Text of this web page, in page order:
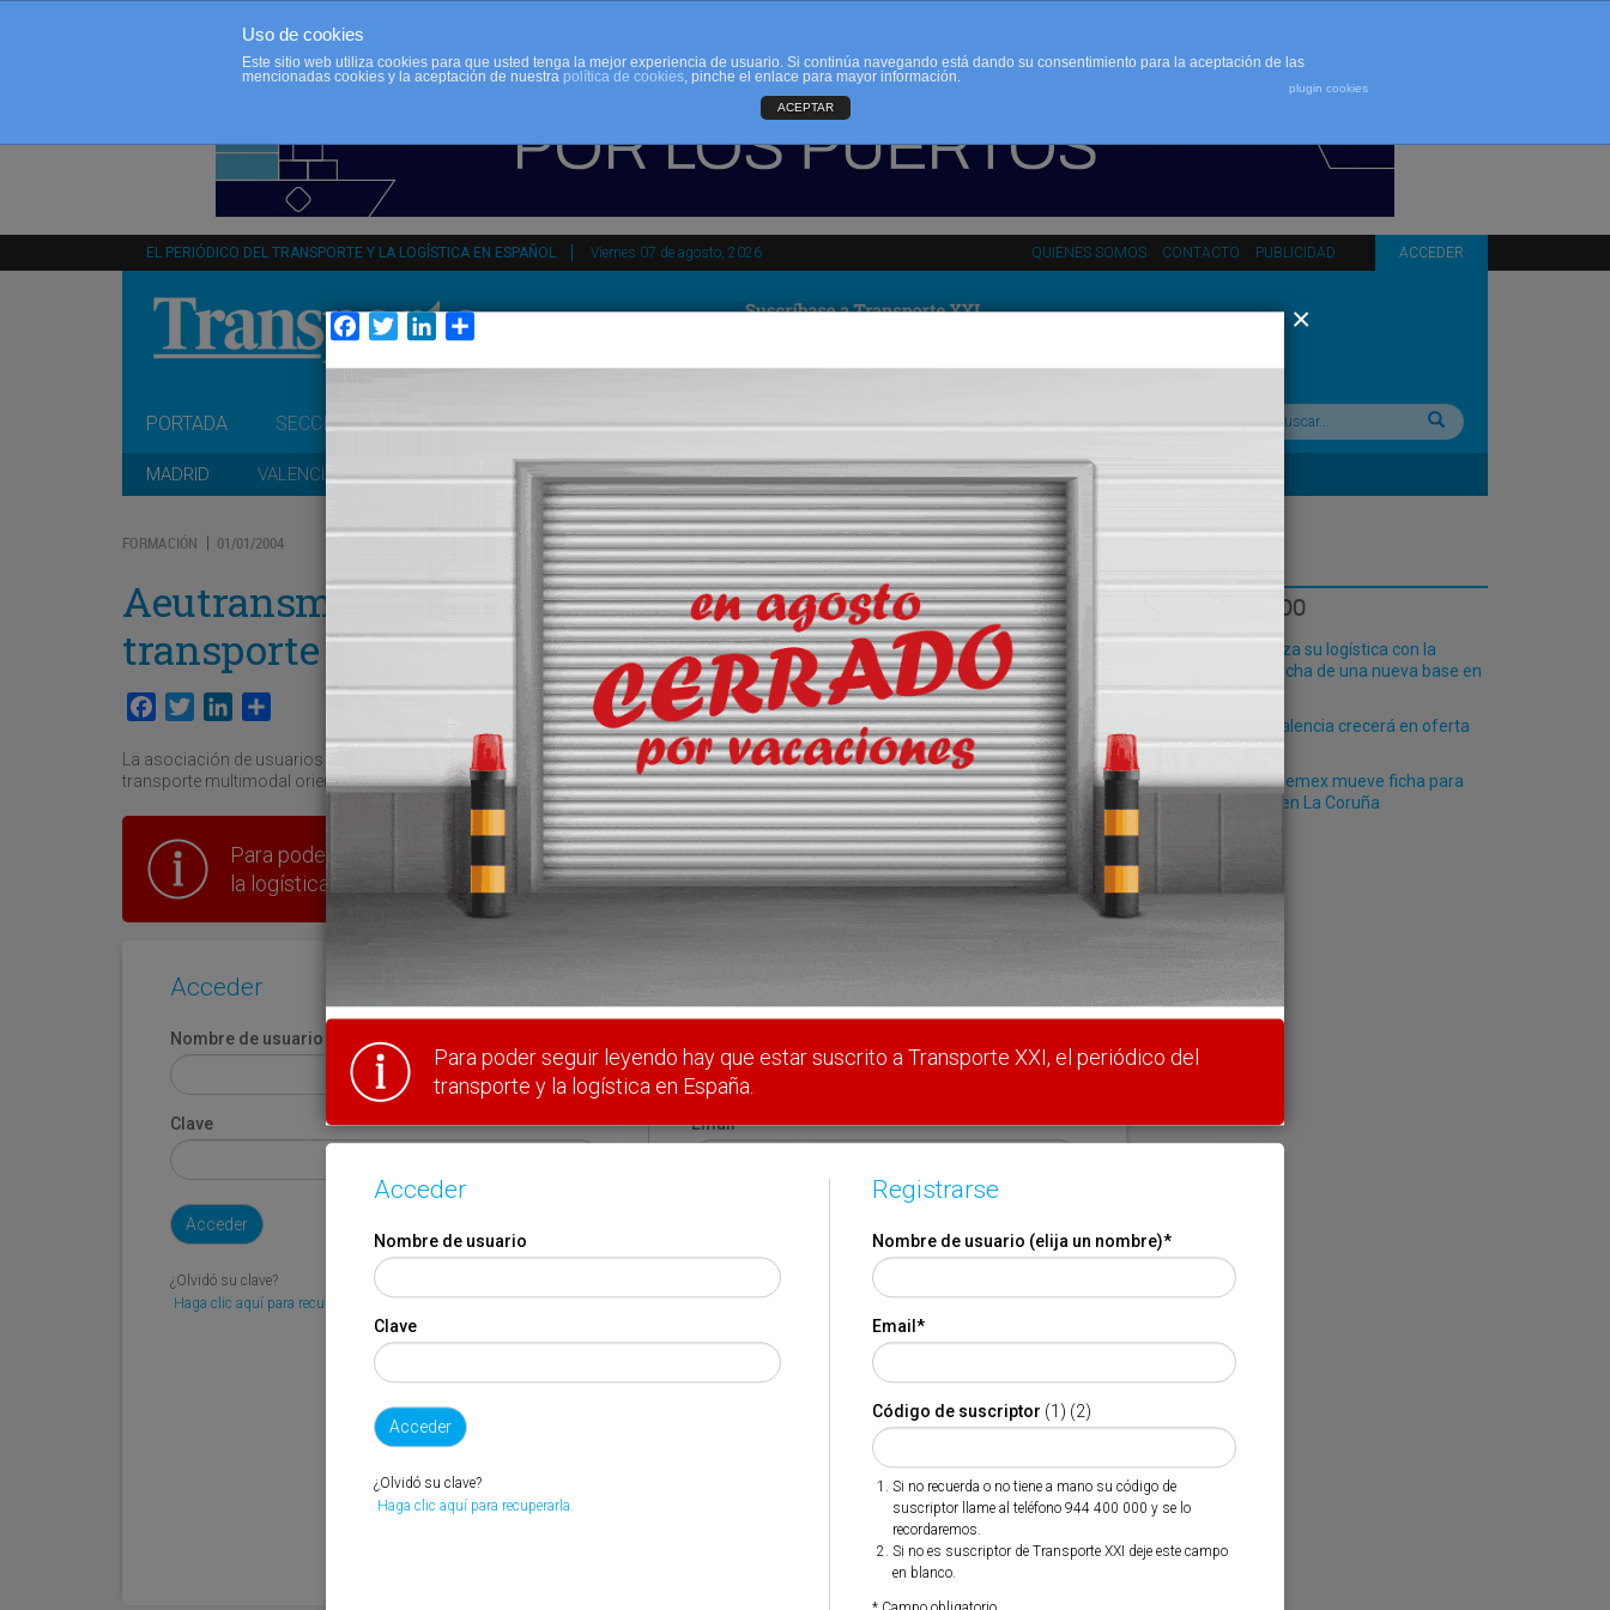
QUIENES SOMOS CONTACTO PUBLICIDAD ACCEDER
EL PERIÓDICO DEL TRANSPORTE Y LA LOGÍSTICA EN ESPAÑOL Viernes 07 de agosto, 2026
PORTADA SECCIONES OPINIÓN HEMEROTECA AGENDA KIOSKO
MADRID VALENCIA CATALUÑA ANDALUCÍA PAÍS VASCO ESPAÑA INTERNACIONAL
FORMACIÓN 01/01/2004
Aeutransmer desarrollará un curso sobre el
transporte multimodal
Facebook
TwitterLinkedIn
La asociación de usuarios de transporte de mercancías (Aeutransmer) incluye en su programa formativo para 2004 un curso sobre
transporte multimodal orientado
Para poder seguir leyendo hay que estar suscrito a Transporte XXI, el periódico del transporte y
la logística en España.
Acceder
Nombre de usuario
Clave
¿Olvidó su clave?
Haga clic aquí para recuperarla.
Email*
(1) (2)
Si no recuerda o no tiene a mano su código de suscriptor
Si no es suscriptor de Transporte XXI deje este campo en
Por favor indique que ha leído y está de acuerdo con las
LO MÁS LEÍDO
Fribasa refuerza su logística con la
puesta en marcha de una nueva base en
Vizcaya
El Puerto de Valencia crecerá en oferta
ro-pax
La mexicana Pemex mueve ficha para
desembarcar en La Coruña
Uso de cookies
Este sitio web utiliza cookies para que usted tenga la mejor experiencia de usuario. Si continúa navegando está dando su consentimiento para la aceptación de las
mencionadas cookies y la aceptación de nuestra política de cookies, pinche el enlace para mayor información.
plugin cookies
ACEPTAR
Facebook
TwitterLinkedIn
Para poder seguir leyendo hay que estar suscrito a Transporte XXI, el periódico del
transporte y la logística en España.
Acceder
Nombre de usuario
Clave
¿Olvidó su clave?
Haga clic aquí para recuperarla.
Registrarse
Nombre de usuario (elija un nombre)*
Email *
Código de suscriptor (1) (2)
Si no recuerda o no tiene a mano su código de
suscriptor llame al teléfono 944 400 000 y se lo
recordaremos.
Si no es suscriptor de Transporte XXI deje este campo
en blanco.